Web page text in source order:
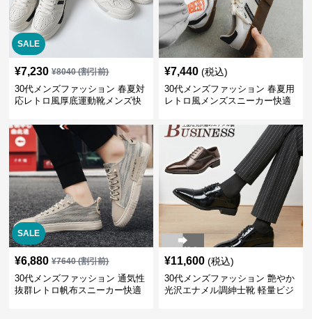
SALE
¥7,230 ¥8040(割引前)
30代メンズファッション 春夏対
応レトロ風厚底運動靴メンズ快
¥7,440 (税込)
30代メンズファッション 春夏用
レトロ風メンズスニーカー快適
SALE
¥6,880 ¥7640(割引前)
30代メンズファッション 通気性
抜群レトロ帆布スニーカー快適
¥11,600 (税込)
30代メンズファッション 艶やか
光沢エナメル調紳士靴 軽量ビジ